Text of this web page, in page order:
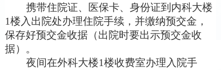
携带住院证、医保卡、身份证到内科大楼
1楼入出 院处办理住院手续，并缴纳预交金，
保存好预交金收据（出院时要出示预交金收
据）。
夜间在外科大楼1楼收费室办理入院手